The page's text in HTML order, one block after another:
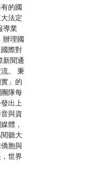
的國
法定
導業
辦理國
際對
新聞通
。 秉
」的
隊每
出上
與資
體，
聽大
胞與
世界